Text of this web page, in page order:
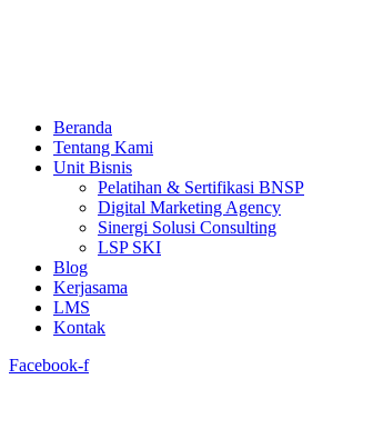
Beranda
Tentang Kami
Unit Bisnis
Pelatihan & Sertifikasi BNSP
Digital Marketing Agency
Sinergi Solusi Consulting
LSP SKI
Blog
Kerjasama
LMS
Kontak
Facebook-f